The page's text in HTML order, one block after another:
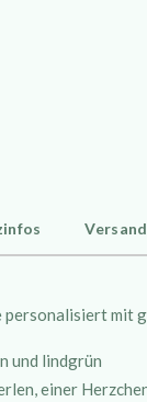
mit
und lindgrün
einer